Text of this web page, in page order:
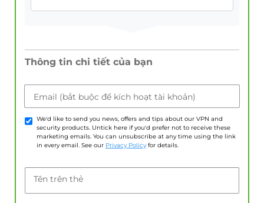
Thông tin chi tiết của bạn
Email (bắt buộc để kích hoạt tài khoản)
We'd like to send you news, offers and tips about our VPN and
security products. Untick here if you'd prefer not to receive these
marketing emails. You can unsubscribe at any time using the link
in every email. See our Privacy Policy for details.
Tên trên thẻ